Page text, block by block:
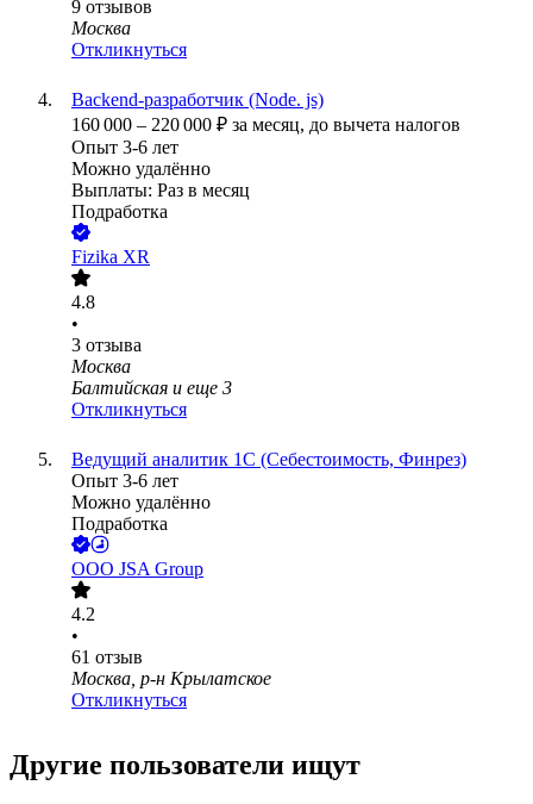
9 отзывов
Москва
Откликнуться
Backend-разработчик (Node. js)
160 000 – 220 000 ₽ за месяц, до вычета налогов
Опыт 3-6 лет
Можно удалённо
Выплаты: Раз в месяц
Подработка
Fizika XR
4.8
•
3 отзыва
Москва
Балтийская и еще 3
Откликнуться
Ведущий аналитик 1С (Себестоимость, Финрез)
Опыт 3-6 лет
Можно удалённо
Подработка
ООО JSA Group
4.2
•
61 отзыв
Москва, р-н Крылатское
Откликнуться
Другие пользователи ищут